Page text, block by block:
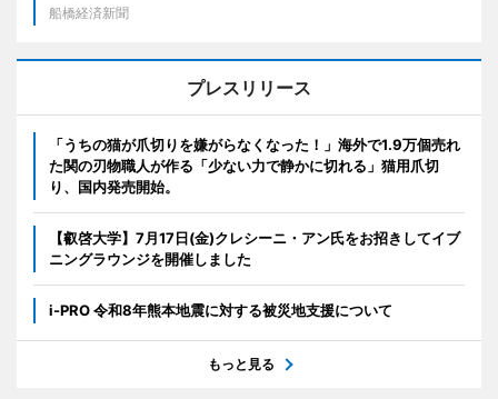
船橋経済新聞
プレスリリース
「うちの猫が爪切りを嫌がらなくなった！」海外で1.9万個売れ
た関の刃物職人が作る「少ない力で静かに切れる」猫用爪切
り、国内発売開始。
【叡啓大学】7月17日(金)クレシーニ・アン氏をお招きしてイブ
ニングラウンジを開催しました
i-PRO 令和8年熊本地震に対する被災地支援について
もっと見る